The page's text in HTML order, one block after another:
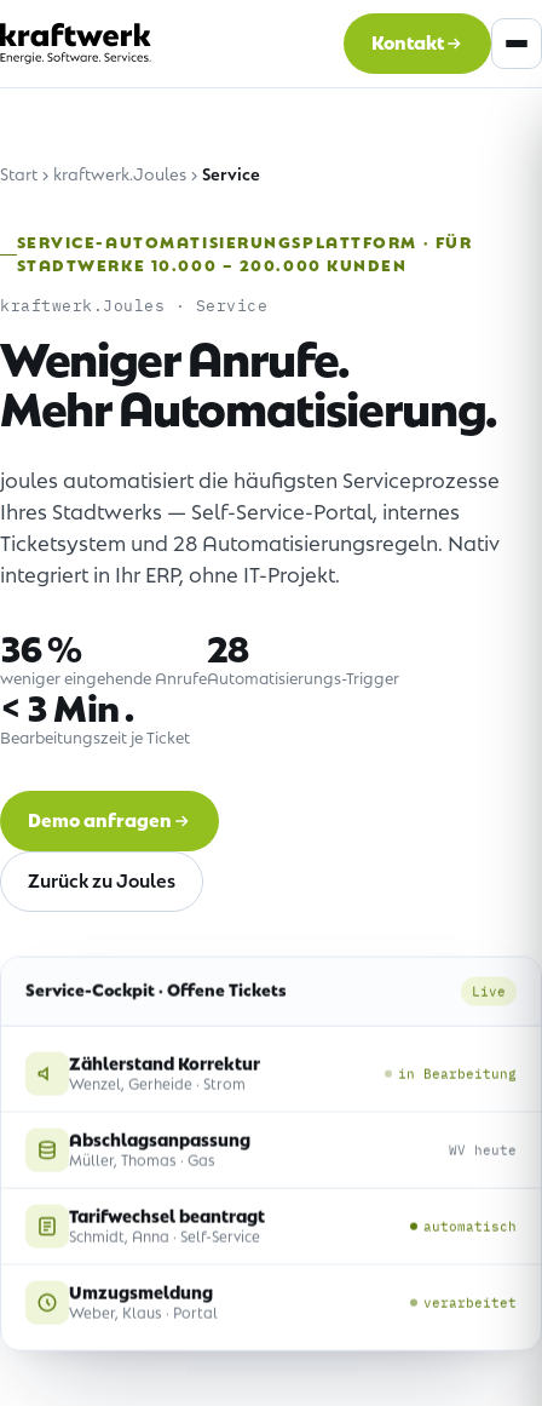
Kontakt
Start kraftwerk.Joules Service
SERVICE-AUTOMATISIERUNGSPLATTFORM · FÜR
STADTWERKE 10.000 – 200.000 KUNDEN
kraftwerk.Joules · Service
Weniger Anrufe.
Mehr Automatisierung.
joules automatisiert die häufigsten Serviceprozesse
Ihres Stadtwerks — Self-Service-Portal, internes
Ticketsystem und 28 Automatisierungsregeln. Nativ
integriert in Ihr ERP, ohne IT-Projekt.
36 %
weniger eingehende Anrufe
28
Automatisierungs-Trigger
< 3 Min.
Bearbeitungszeit je Ticket
Demo anfragen
Zurück zu Joules
Service-Cockpit · Offene Tickets Live
Zählerstand Korrektur
Wenzel, Gerheide · Strom
in Bearbeitung
Abschlagsanpassung
Müller, Thomas · Gas
WV heute
Tarifwechsel beantragt
Schmidt, Anna · Self-Service
automatisch
Umzugsmeldung
Weber, Klaus · Portal
verarbeitet